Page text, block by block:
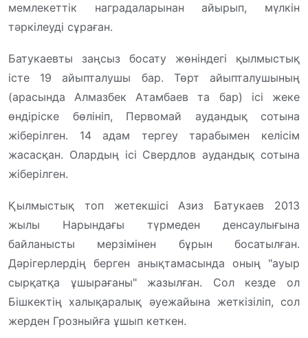
мемлекеттік наградаларынан айырып, мүлкін
тәркілеуді сұраған.
Батукаевты заңсыз босату жөніндегі қылмыстық
істе 19 айыпталушы бар. Төрт айыпталушының
(арасында Алмазбек Атамбаев та бар) ісі жеке
өндіріске бөлініп, Первомай аудандық сотына
жіберілген. 14 адам тергеу тарабымен келісім
жасасқан. Олардың ісі Свердлов аудандық сотына
жіберілген.
Қылмыстық топ жетекшісі Азиз Батукаев 2013
жылы Нарындағы түрмеден денсаулығына
байланысты мерзімінен бұрын босатылған.
Дәрігерлердің берген анықтамасында оның "ауыр
сырқатқа ұшырағаны" жазылған. Сол кезде ол
Бішкектің халықаралық әуежайына жеткізіліп, сол
жерден Грозныйға ұшып кеткен.